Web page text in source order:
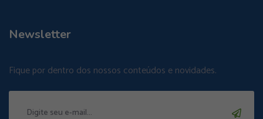
Newsletter
Fique por dentro dos nossos conteúdos e novidades.